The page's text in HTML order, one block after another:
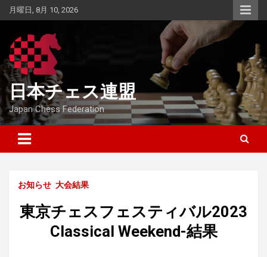
Skip
to
月曜日, 8月 10, 2026
日本チェス連盟
Japan Chess Federation
お知らせ 大会結果
東京チェスフェスティバル2023
Classical Weekend-結果